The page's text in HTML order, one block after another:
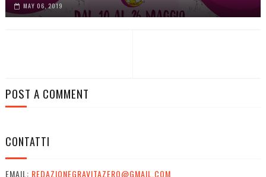
MAY 06, 2019
POST A COMMENT
CONTATTI
EMAIL: REDAZIONEGRAVITAZERO@GMAIL.COM